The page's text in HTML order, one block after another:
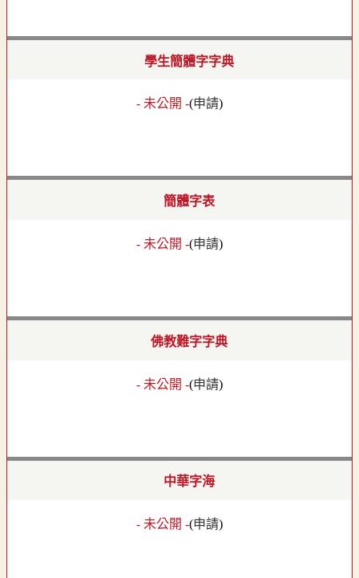
學生簡體字字典
- 未公開 -(申請)
簡體字表
- 未公開 -(申請)
佛教難字字典
- 未公開 -(申請)
中華字海
- 未公開 -(申請)